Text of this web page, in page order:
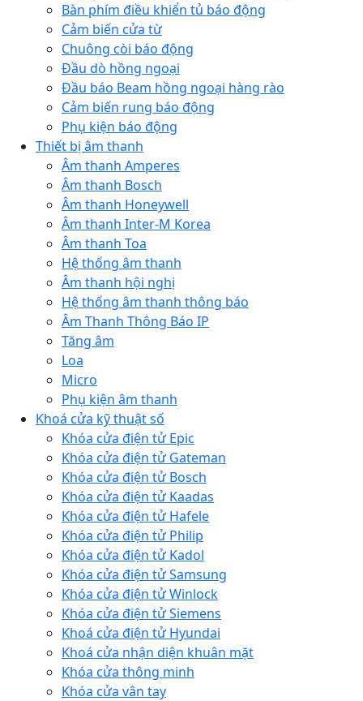
Bàn phím điều khiển tủ báo động
Cảm biến cửa từ
Chuông còi báo động
Đầu dò hồng ngoại
Đầu báo Beam hồng ngoại hàng rào
Cảm biến rung báo động
Phụ kiện báo động
Thiết bị âm thanh
Âm thanh Amperes
Âm thanh Bosch
Âm thanh Honeywell
Âm thanh Inter-M Korea
Âm thanh Toa
Hệ thống âm thanh
Âm thanh hội nghị
Hệ thống âm thanh thông báo
Âm Thanh Thông Báo IP
Tăng âm
Loa
Micro
Phụ kiện âm thanh
Khoá cửa kỹ thuật số
Khóa cửa điện tử Epic
Khóa cửa điện tử Gateman
Khóa cửa điện tử Bosch
Khóa cửa điện tử Kaadas
Khóa cửa điện tử Hafele
Khóa cửa điện tử Philip
Khóa cửa điện tử Kadol
Khóa cửa điện tử Samsung
Khóa cửa điện tử Winlock
Khóa cửa điện tử Siemens
Khoá cửa điện tử Hyundai
Khoá cửa nhận diện khuân mặt
Khóa cửa thông minh
Khóa cửa vân tay